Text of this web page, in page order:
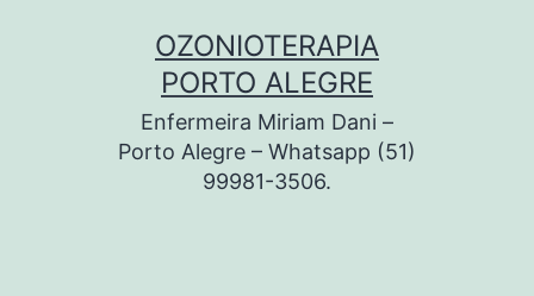
OZONIOTERAPIA
PORTO ALEGRE
Enfermeira Miriam Dani –
Porto Alegre – Whatsapp (51)
99981-3506.